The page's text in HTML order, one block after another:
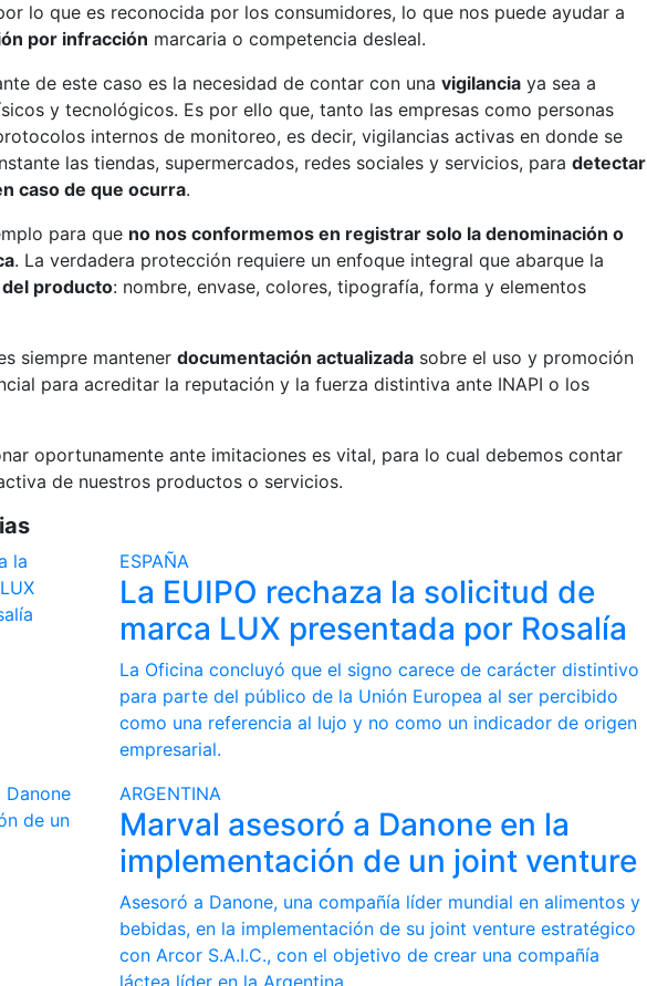
lo que es reconocida por los consumidores, lo que nos puede ayudar a
por infracción marcaria o competencia desleal.
de este caso es la necesidad de contar con una vigilancia ya sea a
y tecnológicos. Es por ello que, tanto las empresas como personas
internos de monitoreo, es decir, vigilancias activas en donde se
las tiendas, supermercados, redes sociales y servicios, para detectar
caso de que ocurra.
para que no nos conformemos en registrar solo la denominación o
. La verdadera protección requiere un enfoque integral que abarque la
producto: nombre, envase, colores, tipografía, forma y elementos
siempre mantener documentación actualizada sobre el uso y promoción
para acreditar la reputación y la fuerza distintiva ante INAPI o los
oportunamente ante imitaciones es vital, para lo cual debemos contar
de nuestros productos o servicios.
ESPAÑA
La EUIPO rechaza la solicitud de
marca LUX presentada por Rosalía
La Oficina concluyó que el signo carece de carácter distintivo
para parte del público de la Unión Europea al ser percibido
como una referencia al lujo y no como un indicador de origen
empresarial.
ARGENTINA
Marval asesoró a Danone en la
implementación de un joint venture
Asesoró a Danone, una compañía líder mundial en alimentos y
bebidas, en la implementación de su joint venture estratégico
con Arcor S.A.I.C., con el objetivo de crear una compañía